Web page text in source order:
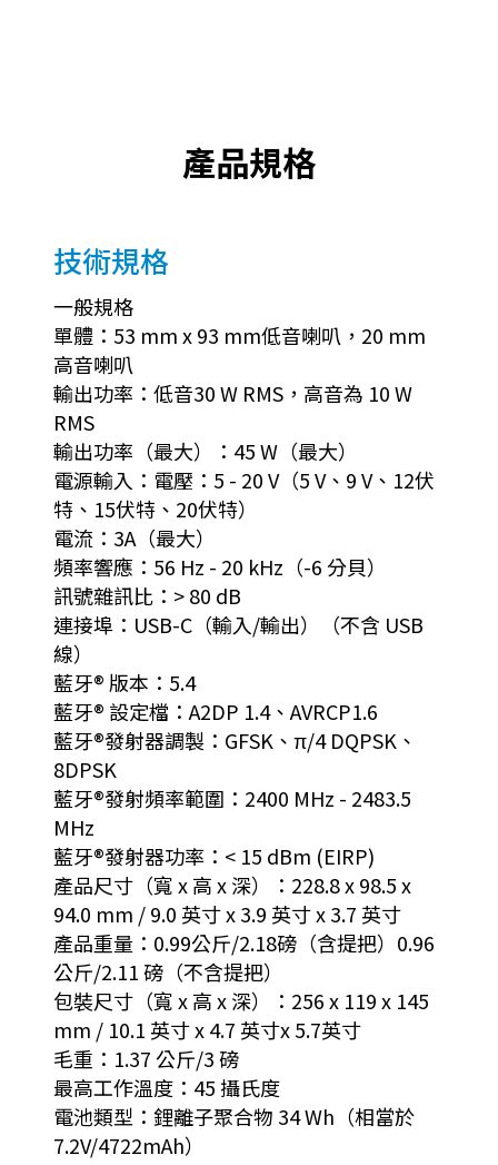
產品規格
技術規格
一般規格
單體：53 mm x 93 mm低音喇叭，20 mm
高音喇叭
輸出功率：低音30 W RMS，高音為 10 W
RMS
輸出功率（最大）：45 W（最大）
電源輸入：電壓：5 - 20 V（5 V、9 V、12伏
特、15伏特、20伏特）
電流：3A（最大）
頻率響應：56 Hz - 20 kHz（-6 分貝）
訊號雜訊比：> 80 dB
連接埠：USB-C（輸入/輸出）（不含 USB
線）
藍牙® 版本：5.4
藍牙® 設定檔：A2DP 1.4、AVRCP1.6
藍牙®發射器調製：GFSK、π/4 DQPSK、
8DPSK
藍牙®發射頻率範圍：2400 MHz - 2483.5
MHz
藍牙®發射器功率：< 15 dBm (EIRP)
產品尺寸（寬 x 高 x 深）：228.8 x 98.5 x
94.0 mm / 9.0 英寸 x 3.9 英寸 x 3.7 英寸
產品重量：0.99公斤/2.18磅（含提把）0.96
公斤/2.11 磅（不含提把）
包裝尺寸（寬 x 高 x 深）：256 x 119 x 145
mm / 10.1 英寸 x 4.7 英寸x 5.7英寸
毛重：1.37 公斤/3 磅
最高工作溫度：45 攝氏度
電池類型：鋰離子聚合物 34 Wh（相當於
7.2V/4722mAh）